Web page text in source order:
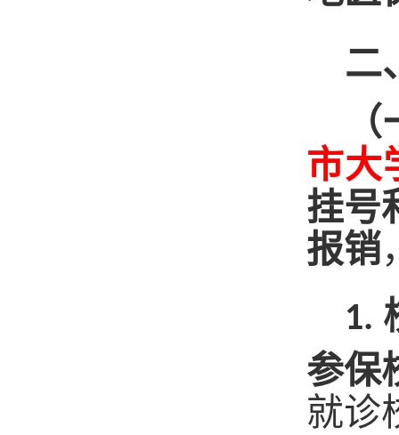
二
（
市大
挂号
报销
1.
参保
就诊